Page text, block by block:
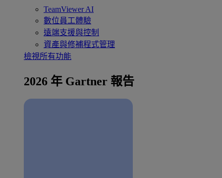
TeamViewer AI
數位員工體驗
遠端支援與控制
資產與修補程式管理
檢視所有功能
2026 年 Gartner 報告